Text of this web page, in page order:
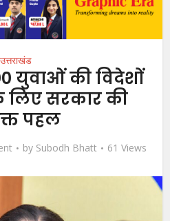
उत्तराखंड
युवाओं की विदेशों
सरकार की
पहल
by Subodh Bhatt 61 Views